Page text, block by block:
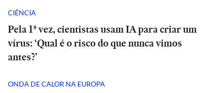
CIÊNCIA
Pela 1ª vez, cientistas usam IA para criar um
vírus: ‘Qual é o risco do que nunca vimos
antes?’
ONDA DE CALOR NA EUROPA